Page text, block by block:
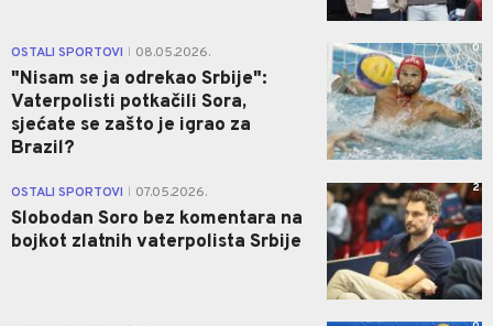
OSTALI SPORTOVI 08.05.2026.
"Nisam se ja odrekao Srbije":
Vaterpolisti potkačili Sora,
sjećate se zašto je igrao za
Brazil?
0
OSTALI SPORTOVI 07.05.2026.
Slobodan Soro bez komentara na
bojkot zlatnih vaterpolista Srbije
2